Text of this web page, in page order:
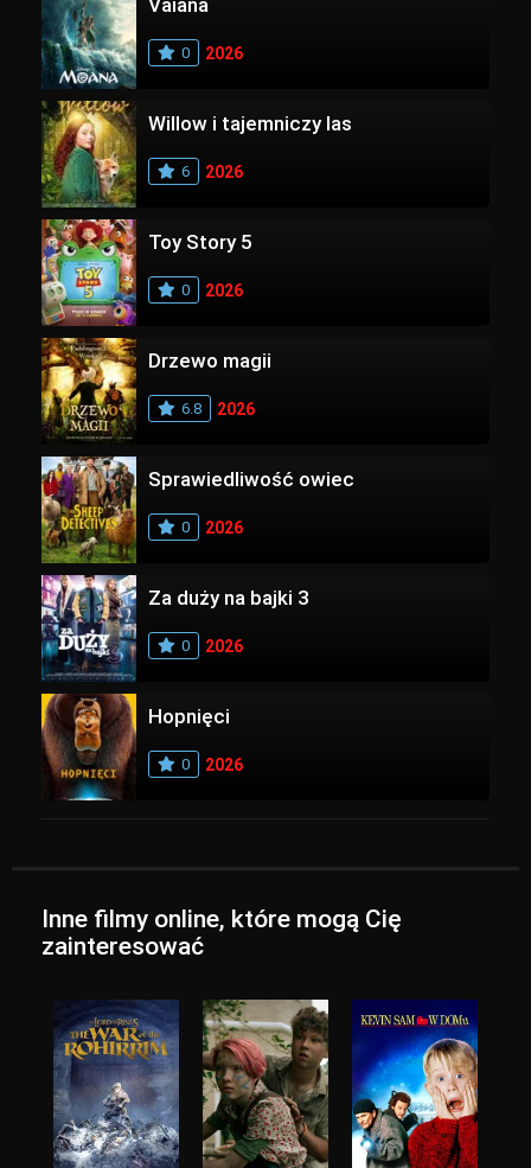
0 2026
Willow i tajemniczy las
6 2026
Toy Story 5
0 2026
Drzewo magii
6.8 2026
Sprawiedliwość owiec
0 2026
Za duży na bajki 3
0 2026
Hopnięci
0 2026
Inne filmy online, które mogą Cię
zainteresować